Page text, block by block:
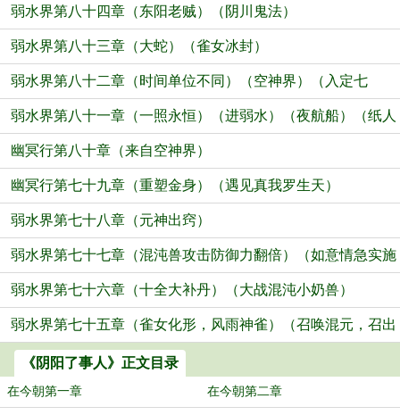
弱水界第八十四章（东阳老贼）（阴川鬼法）
弱水界第八十三章（大蛇）（雀女冰封）
弱水界第八十二章（时间单位不同）（空神界）（入定七
天）
弱水界第八十一章（一照永恒）（进弱水）（夜航船）（纸人
舵手）
幽冥行第八十章（来自空神界）
幽冥行第七十九章（重塑金身）（遇见真我罗生天）
弱水界第七十八章（元神出窍）
弱水界第七十七章（混沌兽攻击防御力翻倍）（如意情急实施
火焰猎杀）
弱水界第七十六章（十全大补丹）（大战混沌小奶兽）
弱水界第七十五章（雀女化形，风雨神雀）（召唤混元，召出
混沌兽）
《阴阳了事人》正文目录
在今朝第一章 在今朝第二章